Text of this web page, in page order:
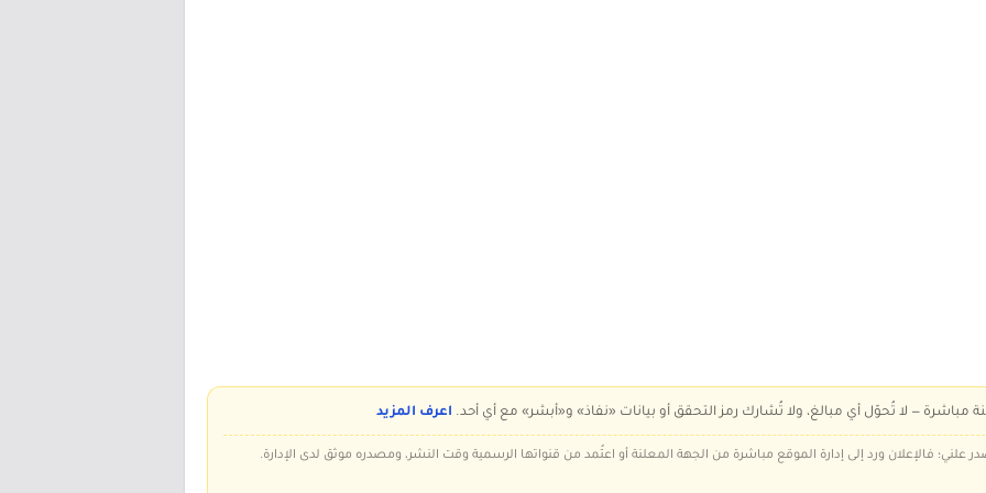
مباشرة — لا تُحوّل أي مبالغ، ولا تُشارك رمز التحقق أو بيانات «نفاذ» و«أبشر» مع أي أحد. اعرف المزيد
علني؛ فالإعلان ورد إلى إدارة الموقع مباشرة من الجهة المعلنة أو اعتُمد من قنواتها الرسمية وقت النشر، ومصدره موثق لدى الإدارة.